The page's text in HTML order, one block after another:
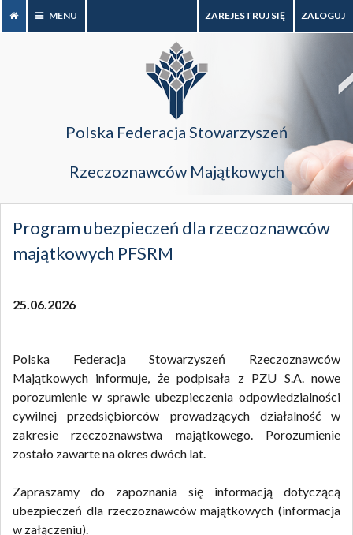
MENU ZALOGUJ
ZAREJESTRUJ SIĘ
Polska Federacja Stowarzyszeń
Rzeczoznawców Majątkowych
Program ubezpieczeń dla rzeczoznawców
majątkowych PFSRM
25.06.2026
Polska Federacja Stowarzyszeń Rzeczoznawców
Majątkowych informuje, że podpisała z PZU S.A. nowe
porozumienie w sprawie ubezpieczenia odpowiedzialności
cywilnej przedsiębiorców prowadzących działalność w
zakresie rzeczoznawstwa majątkowego. Porozumienie
zostało zawarte na okres dwóch lat.
Zapraszamy do zapoznania się informacją dotyczącą
ubezpieczeń dla rzeczoznawców majątkowych (informacja
w załączeniu).